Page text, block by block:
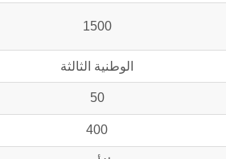
1500
الوطنية الثالثة
50
400